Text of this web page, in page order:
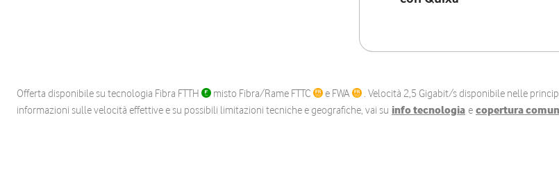
Offerta disponibile su tecnologia Fibra FTTH misto Fibra/Rame FTTC e FWA . Velocità 2,5 Gigabit/s disponibile nelle
informazioni sulle velocità effettive e su possibili limitazioni tecniche e geografiche, vai su info tecnologia e copertura